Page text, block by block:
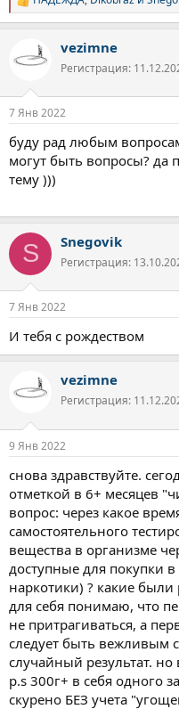
Р
е
ц
vezimne
Регистрация:
7 Янв 2022
буду рад любым
могут быть вопросы? да
тему )))
S Snegovik
Регистрация:
7 Янв 2022
И тебя с рождеством
vezimne
Регистрация:
9 Янв 2022
снова здравствуйте.
отметкой в 6+ месяцев
вопрос: через какое
самостоятельного
вещества в организме
доступные для покупки
наркотики) ? какие были
для себя понимаю, что
не притрагиваться, а
следует быть вежливым
случайный результат.
p.s 300г+ в себя одного
скурено БЕЗ учета